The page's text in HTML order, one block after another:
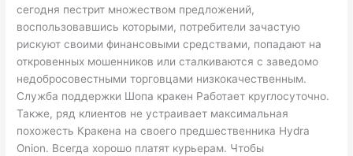
сегодня пестрит множеством предложений,
воспользовавшись которыми, потребители зачастую
рискуют своими финансовыми средствами, попадают на
откровенных мошенников или сталкиваются с заведомо
недобросовестными торговцами низкокачественным.
Служба поддержки Шопа кракен Работает круглосуточно.
Также, ряд клиентов не устраивает максимальная
похожесть Кракена на своего предшественника Hydra
Onion. Всегда хорошо платят курьерам. Чтобы